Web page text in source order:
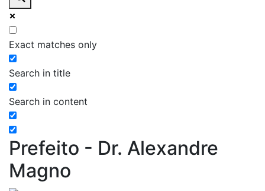
Exact matches only
Search in title
Search in content
Prefeito - Dr. Alexandre
Magno